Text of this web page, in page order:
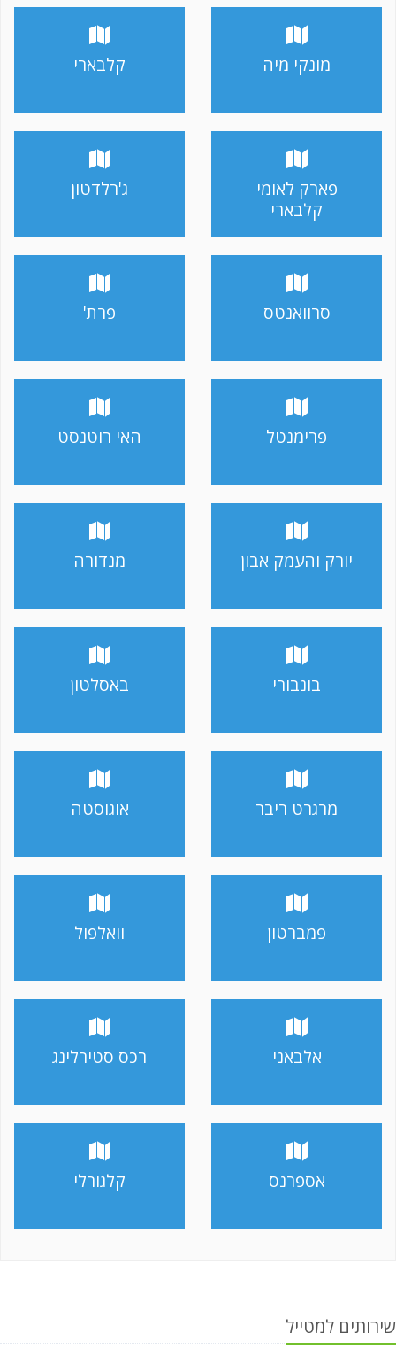
מונקי מיה קלבארי
פארק לאומי
קלבארי
ג'רלדטון
סרוואנטס פרת'
פרימנטל האי רוטנסט
יורק והעמק אבון מנדורה
בונבורי באסלטון
מרגרט ריבר אוגוסטה
פמברטון וואלפול
אלבאני רכס סטירלינג
אספרנס קלגורלי
שירותים למטייל